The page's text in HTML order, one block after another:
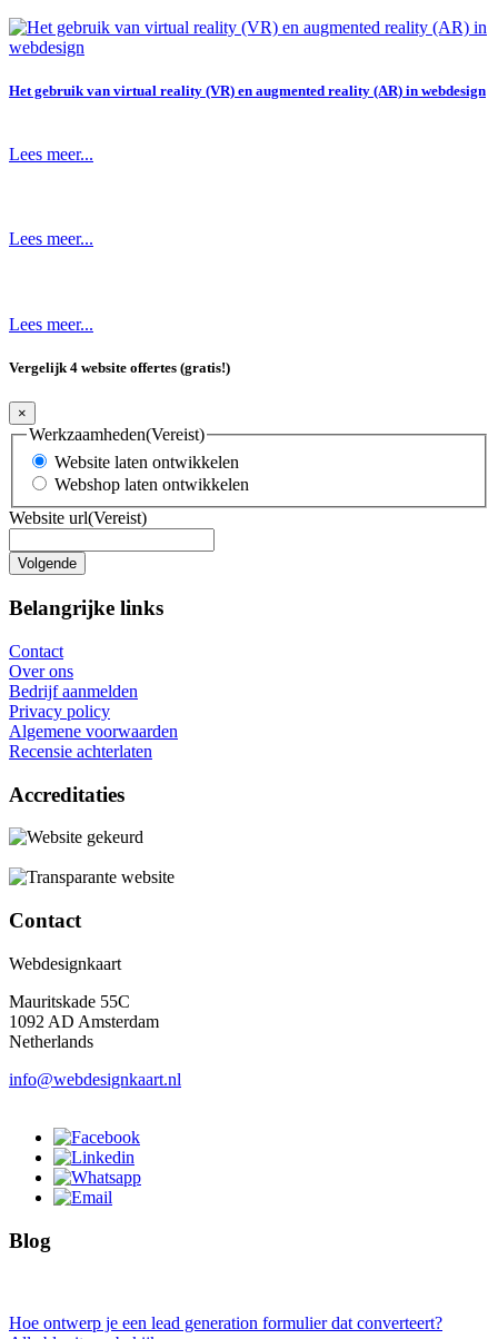
Het gebruik van virtual reality (VR) en augmented reality (AR) in webdesign
Lees meer...
Lees meer...
Lees meer...
Vergelijk 4 website offertes (gratis!)
×
Werkzaamheden(Vereist)
Website laten ontwikkelen
Webshop laten ontwikkelen
Website url(Vereist)
Belangrijke links
Contact
Over ons
Bedrijf aanmelden
Privacy policy
Algemene voorwaarden
Recensie achterlaten
Accreditaties
Contact
Webdesignkaart
Mauritskade 55C
1092 AD Amsterdam
Netherlands
info@webdesignkaart.nl
Blog
Hoe ontwerp je een lead generation formulier dat converteert?